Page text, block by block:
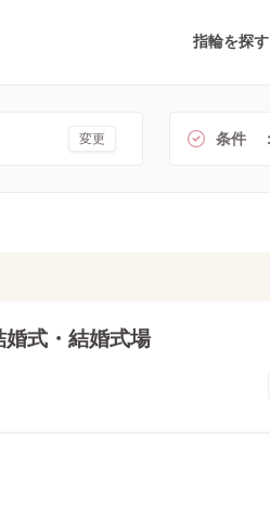
指輪を探す
変更 条件
式・結婚式場